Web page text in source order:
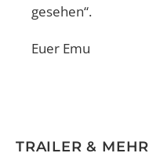
gesehen“.
Euer Emu
TRAILER & MEHR